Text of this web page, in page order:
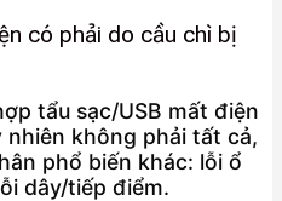
có phải do cầu chì bị
tẩu sạc/USB mất điện
nhiên không phải tất cả,
phổ biến khác: lỗi ổ
dây/tiếp điểm.